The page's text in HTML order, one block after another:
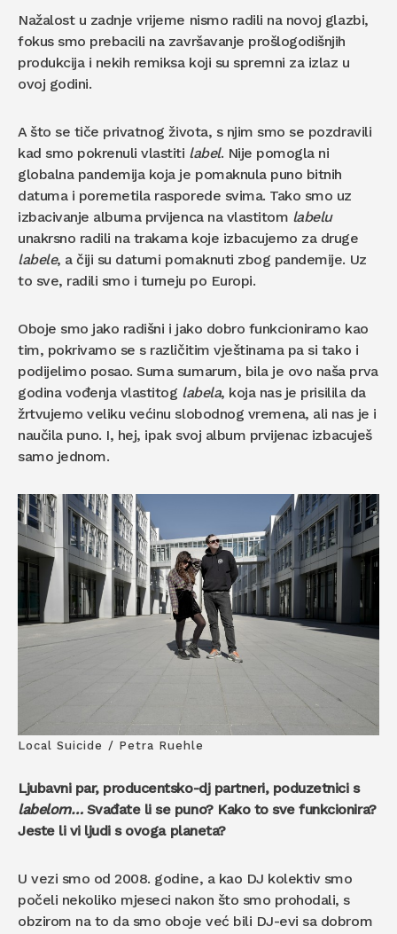
Nažalost u zadnje vrijeme nismo radili na novoj glazbi,
fokus smo prebacili na završavanje prošlogodišnjih
produkcija i nekih remiksa koji su spremni za izlaz u
ovoj godini.
A što se tiče privatnog života, s njim smo se pozdravili
kad smo pokrenuli vlastiti label. Nije pomogla ni
globalna pandemija koja je pomaknula puno bitnih
datuma i poremetila rasporede svima. Tako smo uz
izbacivanje albuma prvijenca na vlastitom labelu
unakrsno radili na trakama koje izbacujemo za druge
labele, a čiji su datumi pomaknuti zbog pandemije. Uz
to sve, radili smo i turneju po Europi.
Oboje smo jako radišni i jako dobro funkcioniramo kao
tim, pokrivamo se s različitim vještinama pa si tako i
podijelimo posao. Suma sumarum, bila je ovo naša prva
godina vođenja vlastitog labela, koja nas je prisilila da
žrtvujemo veliku većinu slobodnog vremena, ali nas je i
naučila puno. I, hej, ipak svoj album prvijenac izbacuješ
samo jednom.
Local Suicide / Petra Ruehle
Ljubavni par, producentsko-dj partneri, poduzetnici s
labelom… Svađate li se puno? Kako to sve funkcionira?
Jeste li vi ljudi s ovoga planeta?
U vezi smo od 2008. godine, a kao DJ kolektiv smo
počeli nekoliko mjeseci nakon što smo prohodali, s
obzirom na to da smo oboje već bili DJ-evi sa dobrom